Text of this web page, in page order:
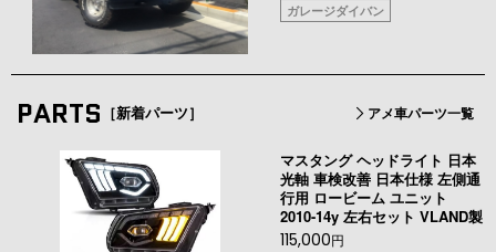
ガレージダイバン
PARTS ［新着パーツ］ アメ車パーツ一覧
マスタング ヘッドライト 日本
光軸 車検改善 日本仕様 左側通
行用 ロービーム ユニット
2010-14y 左右セット VLAND製
115,000円